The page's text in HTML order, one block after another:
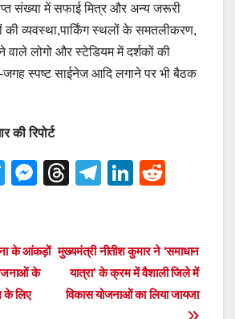
संख्या में सफाई मित्र और अन्य जरूरी
की व्यवस्था,पार्किंग स्थलों के समतलीकरण,
वाले लोगो और स्टेडियम में दर्शकों की
स्पष्ट साईनेज आदि लगाने पर भी बैठक
की रिपोर्ट
T
er
M
e
n
T
a
d
s
T
gr
a
m
Li
e
dI
n
di
t
मुख्यमंत्री नीतीश कुमार ने ‘समाधान
यात्रा’ के क्रम में वैशाली जिले में
विकास योजनाओं का लिया जायजा
के आंकड़ों
के
के लिए